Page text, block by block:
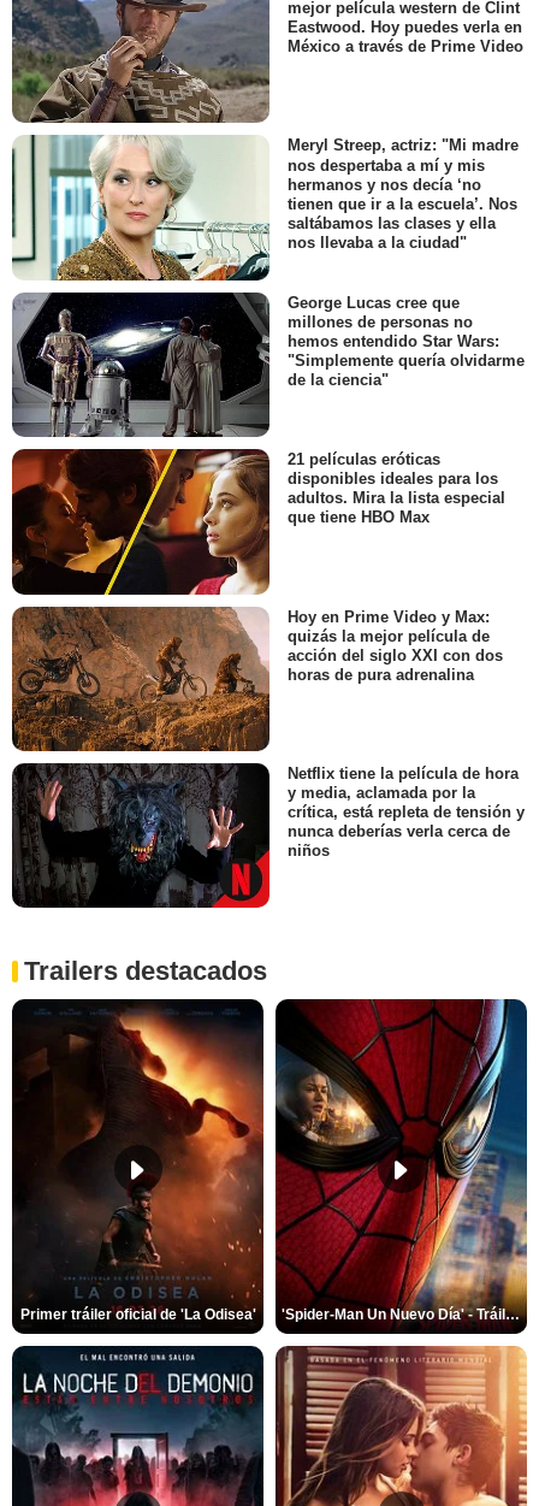
mejor película western de Clint
Eastwood. Hoy puedes verla en
México a través de Prime Video
Meryl Streep, actriz: "Mi madre
nos despertaba a mí y mis
hermanos y nos decía ‘no
tienen que ir a la escuela’. Nos
saltábamos las clases y ella
nos llevaba a la ciudad"
George Lucas cree que
millones de personas no
hemos entendido Star Wars:
"Simplemente quería olvidarme
de la ciencia"
21 películas eróticas
disponibles ideales para los
adultos. Mira la lista especial
que tiene HBO Max
Hoy en Prime Video y Max:
quizás la mejor película de
acción del siglo XXI con dos
horas de pura adrenalina
Netflix tiene la película de hora
y media, aclamada por la
crítica, está repleta de tensión y
nunca deberías verla cerca de
niños
Trailers destacados
Primer tráiler oficial de 'La Odisea' 'Spider-Man Un Nuevo Día' - Tráiler oficial subtitulado